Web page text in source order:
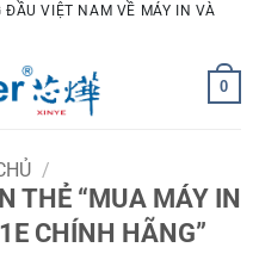
ĐẦU VIỆT NAM VỀ MÁY IN VÀ
0
/
THẺ “MUA MÁY IN
CHÍNH HÃNG”